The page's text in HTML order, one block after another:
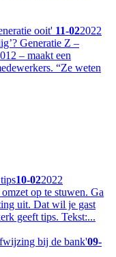
ooit' 11-022022
Generatie Z –
– maakt een
“Ze weten
10-022022
op te stuwen. Ga
uit. Dat wil je gast
geeft tips. Tekst:...
bij de bank'09-